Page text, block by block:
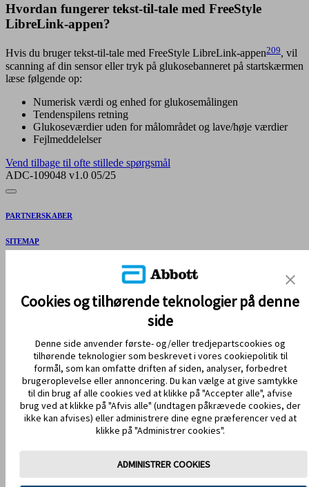
Hvordan fungerer tekst-til-tale med FreeStyle
LibreLink-appen?
Hvis du bruger tekst-til-tale med FreeStyle LibreLink-appen209, vil
scanning af din sensor eller tryk på glukosebanneret på startskærmen
læse følgende op:
Numerisk værdi og enhed for glukosemålingen
Tendenspilens retning
Glukoseværdier uden for målområdet og lave/høje værdier
Fejlmeddelelser
Vend tilbage til ofte stillede spørgsmål
ADC-109048 v1.0 05/25
PARTNERSKABER
SITEMAP
REFERENCER & ANSVARSFRASKRIVELSE
HOLD DIG OPDATERET
Anvendelsesvilkår
Cookies og tilhørende teknologier på denne
side
Denne side anvender første- og/eller tredjepartscookies og
tilhørende teknologier som beskrevet i vores cookiepolitik til
formål, som kan omfatte driften af siden, analyser, forbedret
brugeroplevelse eller annoncering. Du kan vælge at give samtykke
til din brug af alle cookies ved at klikke på "Accepter alle", afvise
brug ved at klikke på "Afvis alle" (undtagen påkrævede cookies, der
ikke kan afvises) eller administrere dine egne præferencer ved at
klikke på "Administrer cookies".
ADMINISTRER COOKIES